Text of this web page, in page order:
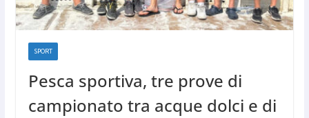
SPORT
Pesca sportiva, tre prove di
campionato tra acque dolci e di